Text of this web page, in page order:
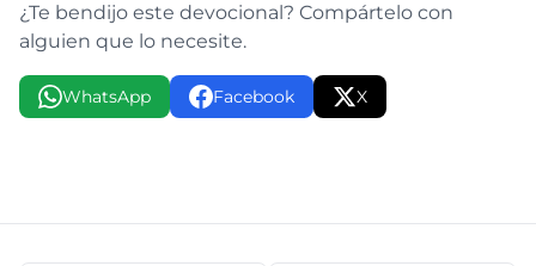
¿Te bendijo este devocional? Compártelo con
alguien que lo necesite.
WhatsApp Facebook X